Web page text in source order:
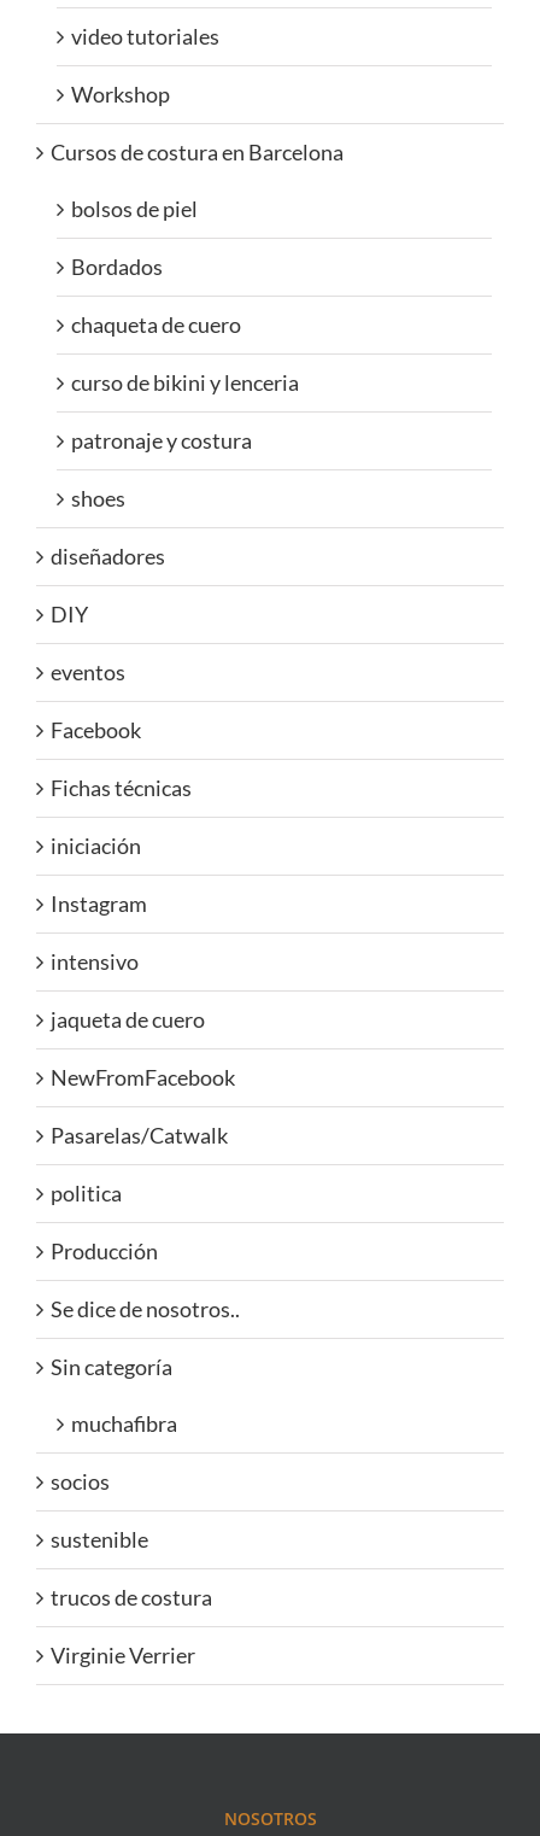
video tutoriales
Workshop
Cursos de costura en Barcelona
bolsos de piel
Bordados
chaqueta de cuero
curso de bikini y lenceria
patronaje y costura
shoes
diseñadores
DIY
eventos
Facebook
Fichas técnicas
iniciación
Instagram
intensivo
jaqueta de cuero
NewFromFacebook
Pasarelas/Catwalk
politica
Producción
Se dice de nosotros..
Sin categoría
muchafibra
socios
sustenible
trucos de costura
Virginie Verrier
NOSOTROS